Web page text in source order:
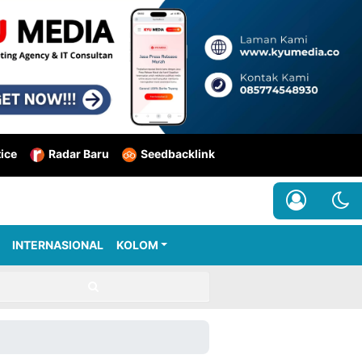
Radar Baru Seedbacklink
INTERNASIONAL KOLOM